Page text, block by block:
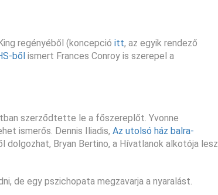
regényéből (koncepció itt, az egyik rendező
ből ismert Frances Conroy is szerepel a
szerződtette le a főszereplőt. Yvonne
ismerős. Dennis Iliadis, Az utolsó ház balra-
Bryan Bertino, a Hívatlanok alkotója lesz
de egy pszichopata megzavarja a nyaralást.